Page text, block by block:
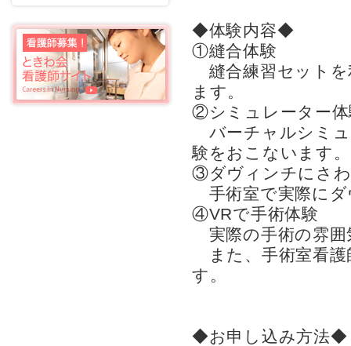
◆体験内容◆
①縫合体験
縫合練習セットを
ます。
②シミュレーター体
バーチャルシミュ
験をおこないます。
③ダヴィンチにさ
手術室で実際にダ
④VRで手術体験
実際の手術の雰囲
また、手術室看護
す。
◆お申し込み方法◆